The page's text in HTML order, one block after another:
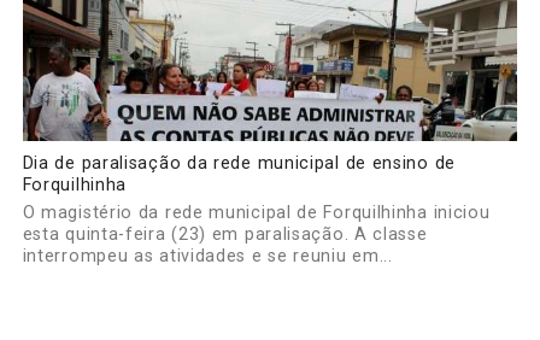
Dia de paralisação da rede municipal de ensino de
Forquilhinha
O magistério da rede municipal de Forquilhinha iniciou
esta quinta-feira (23) em paralisação. A classe
interrompeu as atividades e se reuniu em...